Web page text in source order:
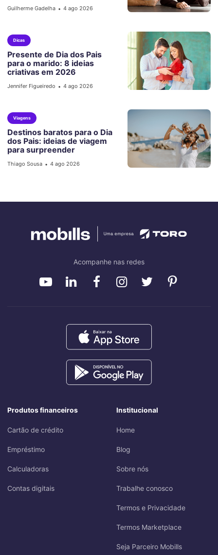
Guilherme Gadelha • 4 ago 2026
Dicas
Presente de Dia dos Pais
para o marido: 8 ideias
criativas em 2026
Jennifer Figueiredo • 4 ago 2026
Viagens
Destinos baratos para o Dia
dos Pais: ideias de viagem
para surpreender
Thiago Sousa • 4 ago 2026
Acompanhe nas redes
Produtos financeiros
Cartão de crédito
Empréstimo
Calculadoras
Contas digitais
Institucional
Home
Blog
Sobre nós
Trabalhe conosco
Termos e Privacidade
Termos Marketplace
Seja Parceiro Mobills